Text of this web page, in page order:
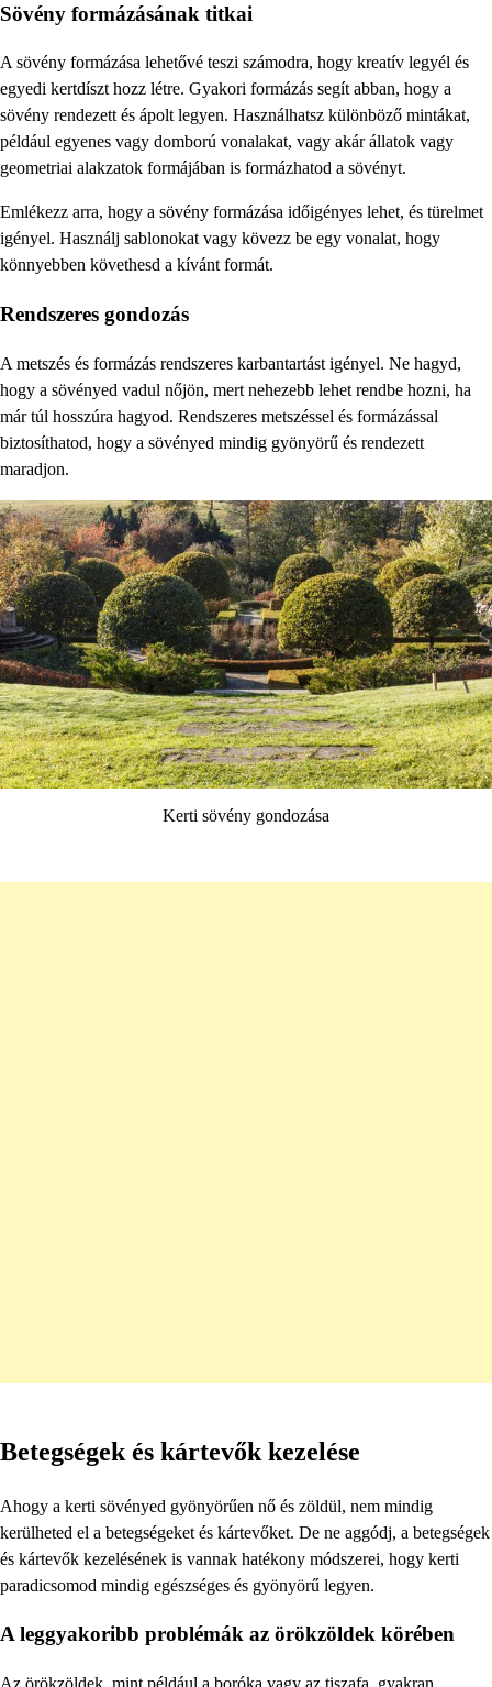
Sövény formázásának titkai
A sövény formázása lehetővé teszi számodra, hogy kreatív legyél és
egyedi kertdíszt hozz létre. Gyakori formázás segít abban, hogy a
sövény rendezett és ápolt legyen. Használhatsz különböző mintákat,
például egyenes vagy domború vonalakat, vagy akár állatok vagy
geometriai alakzatok formájában is formázhatod a sövényt.
Emlékezz arra, hogy a sövény formázása időigényes lehet, és türelmet
igényel. Használj sablonokat vagy kövezz be egy vonalat, hogy
könnyebben követhesd a kívánt formát.
Rendszeres gondozás
A metszés és formázás rendszeres karbantartást igényel. Ne hagyd,
hogy a sövényed vadul nőjön, mert nehezebb lehet rendbe hozni, ha
már túl hosszúra hagyod. Rendszeres metszéssel és formázással
biztosíthatod, hogy a sövényed mindig gyönyörű és rendezett
maradjon.
Kerti sövény gondozása
Betegségek és kártevők kezelése
Ahogy a kerti sövényed gyönyörűen nő és zöldül, nem mindig
kerülheted el a betegségeket és kártevőket. De ne aggódj, a betegségek
és kártevők kezelésének is vannak hatékony módszerei, hogy kerti
paradicsomod mindig egészséges és gyönyörű legyen.
A leggyakoribb problémák az örökzöldek körében